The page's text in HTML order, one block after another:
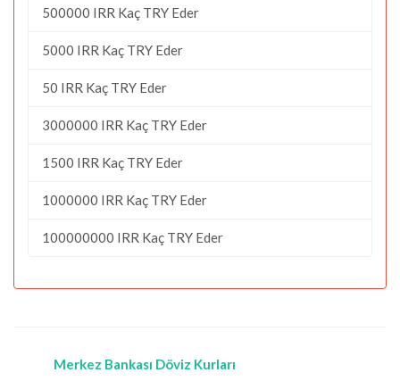
500000 IRR Kaç TRY Eder
5000 IRR Kaç TRY Eder
50 IRR Kaç TRY Eder
3000000 IRR Kaç TRY Eder
1500 IRR Kaç TRY Eder
1000000 IRR Kaç TRY Eder
100000000 IRR Kaç TRY Eder
Merkez Bankası Döviz Kurları